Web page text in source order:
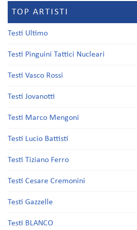
TOP ARTISTI
Testi Ultimo
Testi Pinguini Tattici Nucleari
Testi Vasco Rossi
Testi Jovanotti
Testi Marco Mengoni
Testi Lucio Battisti
Testi Tiziano Ferro
Testi Cesare Cremonini
Testi Gazzelle
Testi BLANCO